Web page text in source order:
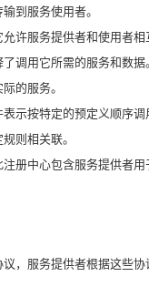
到服务使用者。
允许服务提供者和使用者相
了调用它所需的服务和数据
的服务。
表示按特定的预定义顺序
则相关联。
注册中心包含服务提供者用
议，服务提供者根据这些